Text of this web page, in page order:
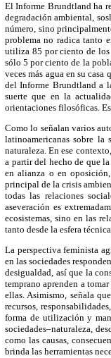
El Informe Brundtland ha
degradación ambiental,
número, sino
problema no radica tanto
utiliza 85 por ciento de los
sólo 5 por ciento de la
veces más agua en su
del Informe Brundtland a
suerte que en la
orientaciones filosóficas.
Como lo señalan varios
latinoamericanas sobre la
naturaleza. En ese
a partir del hecho de que
en alianza o en
principal de la crisis
todas las relaciones
aseveración es
ecosistemas, sino en las
tanto desde la esfera
La perspectiva feminista
en las sociedades
desigualdad, así que la
temprano aprenden a
ellas. Asimismo, señala
recursos,
forma de utilización y
sociedades–naturaleza,
como las causas,
brinda las herramientas